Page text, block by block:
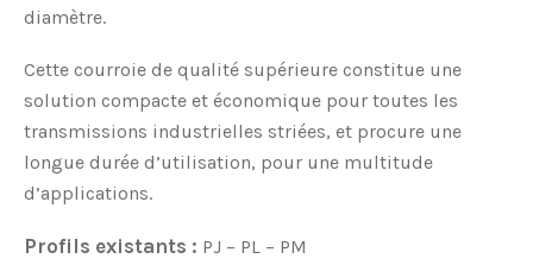
diamètre.
Cette courroie de qualité supérieure constitue une
solution compacte et économique pour toutes les
transmissions industrielles striées, et procure une
longue durée d’utilisation, pour une multitude
d’applications.
Profils existants : PJ – PL – PM